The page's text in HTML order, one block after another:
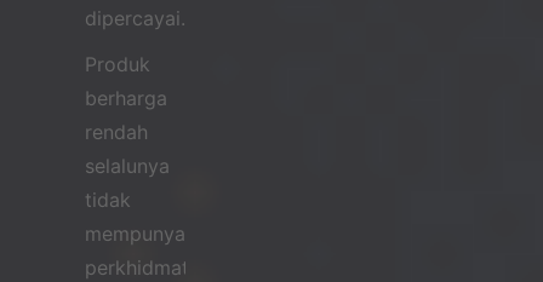
dipercayai.
Produk
berharga
rendah
selalunya
tidak
mempunyai
perkhidmatan